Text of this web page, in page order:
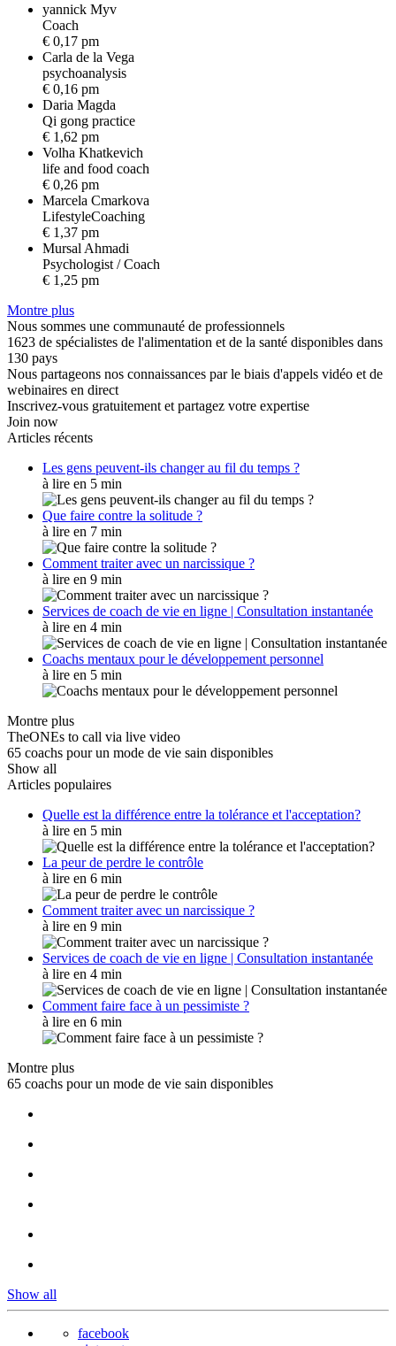
yannick Myv
Coach
€ 0,17 pm
Carla de la Vega
psychoanalysis
€ 0,16 pm
Daria Magda
Qi gong practice
€ 1,62 pm
Volha Khatkevich
life and food coach
€ 0,26 pm
Marcela Cmarkova
LifestyleCoaching
€ 1,37 pm
Mursal Ahmadi
Psychologist / Coach
€ 1,25 pm
Montre plus
Nous sommes une communauté de professionnels
1623 de spécialistes de l'alimentation et de la santé disponibles dans
130 pays
Nous partageons nos connaissances par le biais d'appels vidéo et de
webinaires en direct
Inscrivez-vous gratuitement et partagez votre expertise
Join now
Articles récents
Les gens peuvent-ils changer au fil du temps ?
à lire en 5 min
Que faire contre la solitude ?
à lire en 7 min
Comment traiter avec un narcissique ?
à lire en 9 min
Services de coach de vie en ligne | Consultation instantanée
à lire en 4 min
Coachs mentaux pour le développement personnel
à lire en 5 min
Montre plus
TheONEs to call via live video
65 coachs pour un mode de vie sain disponibles
Show all
Articles populaires
Quelle est la différence entre la tolérance et l'acceptation?
à lire en 5 min
La peur de perdre le contrôle
à lire en 6 min
Comment traiter avec un narcissique ?
à lire en 9 min
Services de coach de vie en ligne | Consultation instantanée
à lire en 4 min
Comment faire face à un pessimiste ?
à lire en 6 min
Montre plus
65 coachs pour un mode de vie sain disponibles
Show all
facebook